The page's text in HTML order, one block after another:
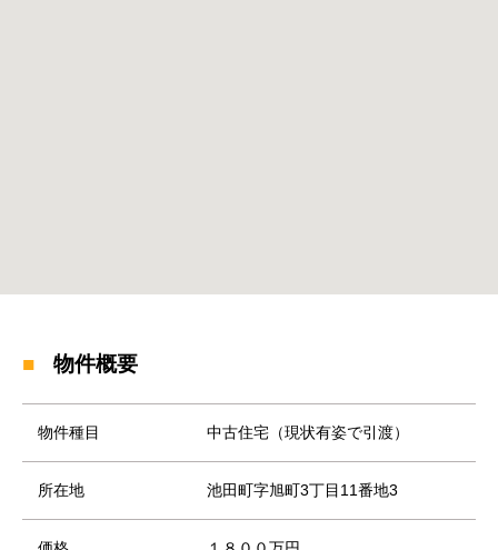
物件概要
物件種目 中古住宅（現状有姿で引渡）
所在地 池田町字旭町3丁目11番地3